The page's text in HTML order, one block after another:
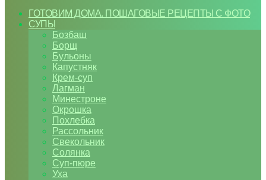
ГОТОВИМ ДОМА. ПОШАГОВЫЕ РЕЦЕПТЫ С ФОТО
СУПЫ
Бозбаш
Борщ
Бульоны
Капустняк
Крем-суп
Лагман
Минестроне
Окрошка
Похлебка
Рассольник
Свекольник
Солянка
Суп-пюре
Уха